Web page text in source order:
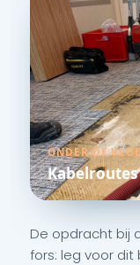
De opdracht bij
fors: leg voor
ONDER DE